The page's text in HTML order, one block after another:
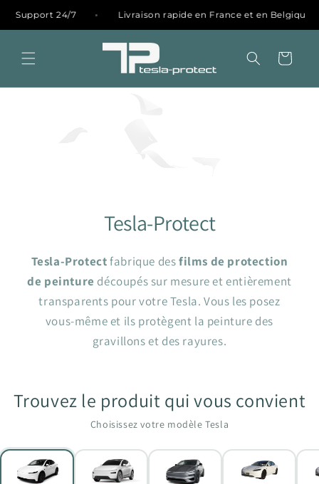
passer
au
24/7 Livraison rapide en France et en Belgique
Panier
Tesla-Protect
Tesla-Protectfabrique desfilms de protection
de peinture découpés sur mesure et entièrement
transparents pour votre Tesla. Vous les posez
vous-même et ils protègent la peinture des
gravillons et des rayures.
Trouvez le produit qui vous convient
Choisissez votre modèle Tesla